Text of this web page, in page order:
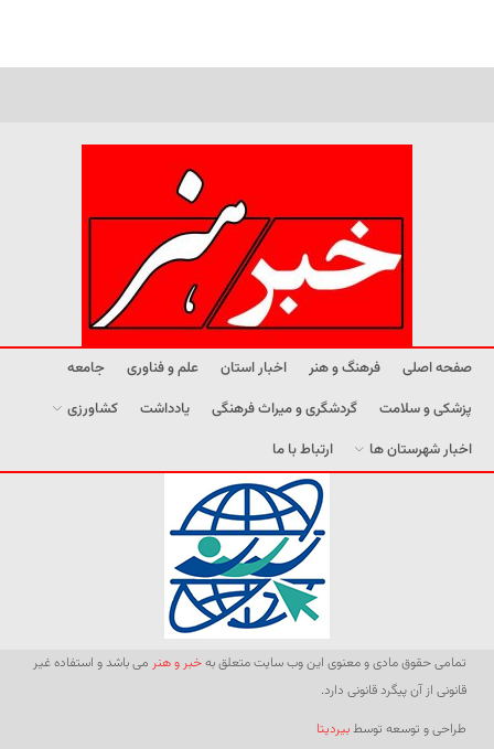
صفحه اصلی فرهنگ و هنر اخبار استان علم و فناوری
جامعه
پزشکی و سلامت
گردشگری و میراث فرهنگی یادداشت
کشاورزی
اخبار شهرستان ها
ارتباط با ما
تمامی حقوق مادی و معنوی این وب سایت متعلق بهخبر و هنر می باشد و استفاده غیر
قانونی از آن پیگرد قانونی دارد.
طراحی و توسعه توسطبیردیتا